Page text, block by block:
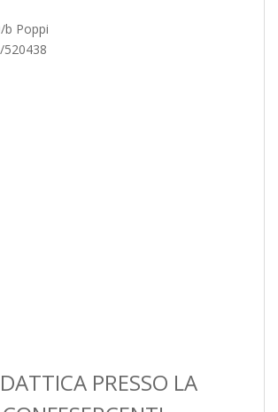
b Poppi
520438
PRESSO LA